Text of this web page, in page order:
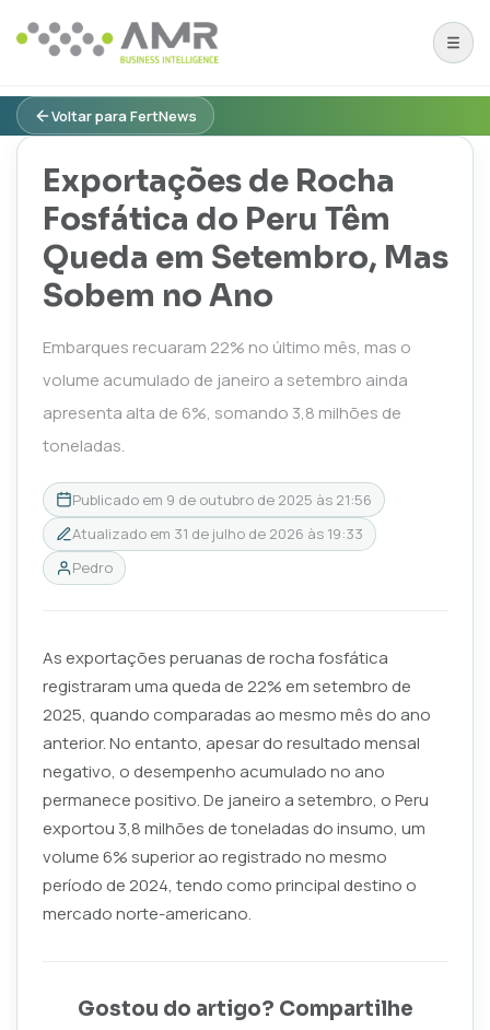
Voltar para FertNews
Exportações de Rocha
Fosfática do Peru Têm
Queda em Setembro, Mas
Sobem no Ano
Embarques recuaram 22% no último mês, mas o
volume acumulado de janeiro a setembro ainda
apresenta alta de 6%, somando 3,8 milhões de
toneladas.
Publicado em 9 de outubro de 2025 às 21:56
Atualizado em 31 de julho de 2026 às 19:33
Pedro
As exportações peruanas de rocha fosfática
registraram uma queda de 22% em setembro de
2025, quando comparadas ao mesmo mês do ano
anterior. No entanto, apesar do resultado mensal
negativo, o desempenho acumulado no ano
permanece positivo. De janeiro a setembro, o Peru
exportou 3,8 milhões de toneladas do insumo, um
volume 6% superior ao registrado no mesmo
período de 2024, tendo como principal destino o
mercado norte-americano.
Gostou do artigo? Compartilhe